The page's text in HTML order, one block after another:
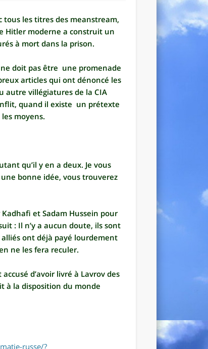
tous les titres des meanstream,
Hitler moderne a construit un
à mort dans la prison.
doit pas être une promenade
articles qui ont dénoncé les
autre villégiatures de la CIA
quand il existe un prétexte
moyens.
qu’il y en a deux. Je vous
bonne idée, vous trouverez
et Sadam Hussein pour
: Il n’y a aucun doute, ils sont
alliés ont déjà payé lourdement
ne les fera reculer.
d’avoir livré à Lavrov des
à la disposition du monde
russe/?